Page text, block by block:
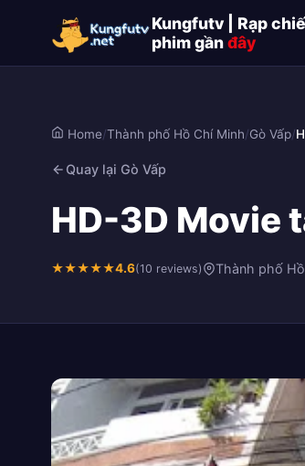
Kungfutv | Rạp
phim gầnđây
Home/Thành phố Hồ Chí Minh/Gò Vấp/
Quay lại Gò Vấp
HD-3D Movie
★★★★★4.6(10 reviews) Thành phố